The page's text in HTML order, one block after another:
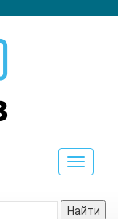
Toggle
Найти